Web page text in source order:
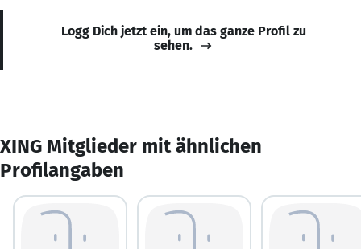
Logg Dich jetzt ein, um das ganze Profil zu
sehen.
XING Mitglieder mit ähnlichen
Profilangaben